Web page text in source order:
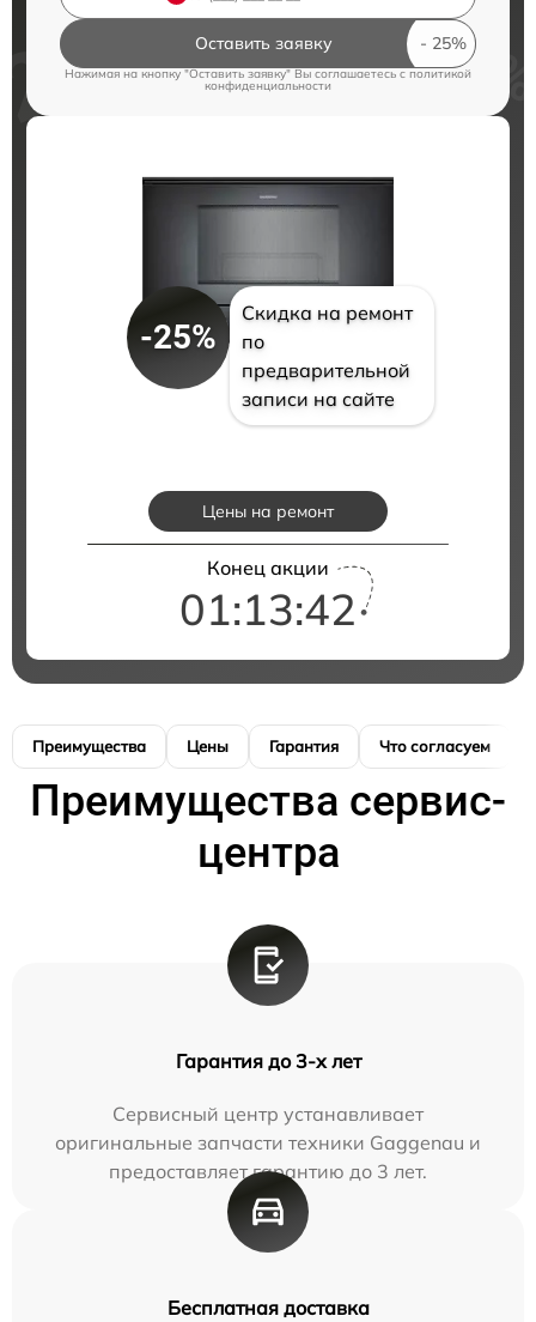
Оставить заявку
Нажимая на кнопку "Оставить заявку" Вы соглашаетесь c политикой
конфиденциальности
-25%
Скидка на ремонт
по
предварительной
записи на сайте
Цены на ремонт
Конец акции
01:13:41
Преимущества Цены Гарантия Что согласуем
Преимущества сервис-
центра
Гарантия до 3-х лет
Сервисный центр устанавливает
оригинальные запчасти техники Gaggenau и
предоставляет гарантию до 3 лет.
Бесплатная доставка